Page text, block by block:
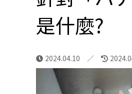
是什麼?
2024.04.10